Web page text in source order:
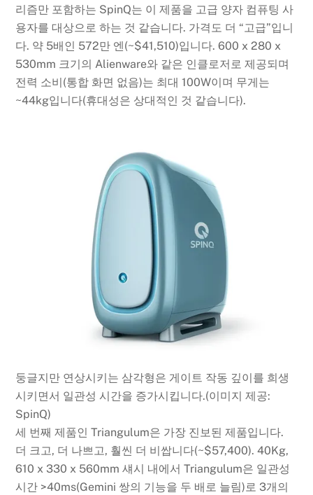
리즘만 포함하는 SpinQ는 이 제품을 고급 양자 컴퓨팅 사
용자를 대상으로 하는 것 같습니다. 가격도 더 “고급”입니
다. 약 5배인 572만 엔(~$41,510)입니다. 600 x 280 x
530mm 크기의 Alienware와 같은 인클로저로 제공되며
전력 소비(통합 화면 없음)는 최대 100W이며 무게는
~44kg입니다(휴대성은 상대적인 것 같습니다).
둥글지만 연상시키는 삼각형은 게이트 작동 깊이를 희생
시키면서 일관성 시간을 증가시킵니다.(이미지 제공:
SpinQ)
세 번째 제품인 Triangulum은 가장 진보된 제품입니다.
더 크고, 더 나쁘고, 훨씬 더 비쌉니다(~$57,400). 40Kg,
610 x 330 x 560mm 섀시 내에서 Triangulum은 일관성
시간 >40ms(Gemini 쌍의 기능을 두 배로 늘림)로 3개의